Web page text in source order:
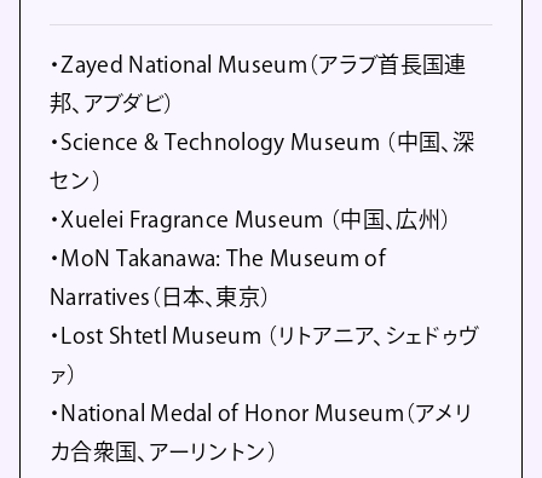
・Zayed National Museum（アラブ首長国連
邦、アブダビ）
・Science & Technology Museum （中国、深
セン）
・Xuelei Fragrance Museum （中国、広州）
・MoN Takanawa: The Museum of
Narratives（日本、東京）
・Lost Shtetl Museum （リトアニア、シェドゥヴ
ァ）
・National Medal of Honor Museum（アメリ
カ合衆国、アーリントン）